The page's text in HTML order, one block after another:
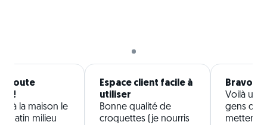
à toute
!
à la maison le
matin milieu
Espace client facile à
utiliser
Bonne qualité de
croquettes (je nourris
Bravo !
Voilà
gens de
mettent